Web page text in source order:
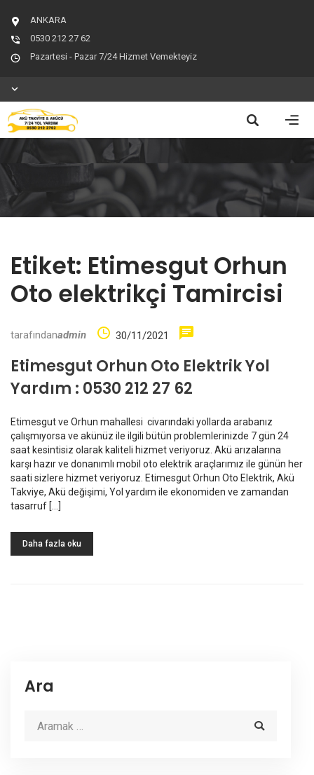
ANKARA
0530 212 27 62
Pazartesi - Pazar 7/24 Hizmet Vemekteyiz
Etiket: Etimesgut Orhun
Oto elektrikçi Tamircisi
tarafındanadmin 30/11/2021
Etimesgut Orhun Oto Elektrik Yol
Yardım : 0530 212 27 62
Etimesgut ve Orhun mahallesi civarındaki yollarda arabanız
çalışmıyorsa ve akünüz ile ilgili bütün problemlerinizde 7 gün 24
saat kesintisiz olarak kaliteli hizmet veriyoruz. Akü arızalarına
karşı hazır ve donanımlı mobil oto elektrik araçlarımız ile günün her
saati sizlere hizmet veriyoruz. Etimesgut Orhun Oto Elektrik, Akü
Takviye, Akü değişimi, Yol yardım ile ekonomiden ve zamandan
tasarruf […]
Daha fazla oku
Ara